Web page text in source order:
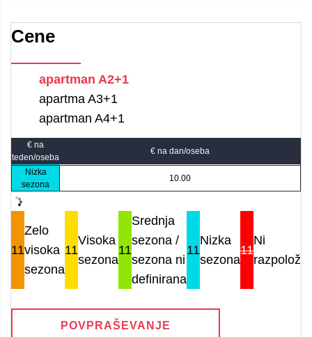
Cene
apartman A2+1
apartma A3+1
apartman A4+1
€ na
teden/oseba
€ na dan/oseba
Nizka
sezona
10.00
11
Zelo
visoka
sezona
11
Visoka
sezona
11
Srednja
sezona /
sezona ni
definirana
11
Nizka
sezona
11
Ni
POVPRAŠEVANJE